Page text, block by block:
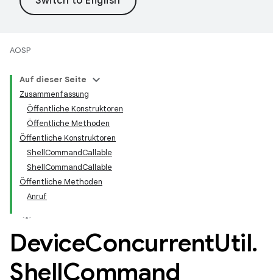
AOSP
Auf dieser Seite
Zusammenfassung
Öffentliche Konstruktoren
Öffentliche Methoden
Öffentliche Konstruktoren
ShellCommandCallable
ShellCommandCallable
Öffentliche Methoden
Anruf
DeviceConcurrentUtil.
ShellCommand